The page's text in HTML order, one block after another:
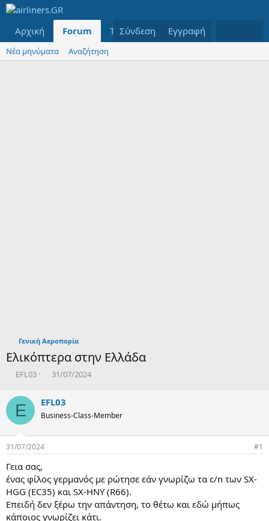
Αρχική Forum Τελευταία μηνύματα
Σύνδεση Εγγραφή
Νέα μηνύματα Αναζήτηση
Γενική Αεροπορία
Ελικόπτερα στην Ελλάδα
T
r
e
a
d
s
t
r
t
e
r
EFL03
Η
ρ
ο
η
δ
η
μ
ι
31/07/2024
E EFL03
Business-Class-Member
31/07/2024 #1
Γεια σας,
ένας φίλος γερμανός με ρώτησε εάν γνωρίζω τα c/n των SX-
HGG (EC35) και SX-HNY (R66).
Επειδή δεν ξέρω την απάντηση, το θέτω και εδώ μήπως
κάποιος γνωρίζει κάτι.